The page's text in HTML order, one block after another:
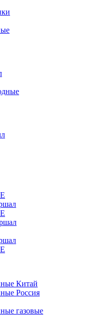
Китай
Россия
газовые